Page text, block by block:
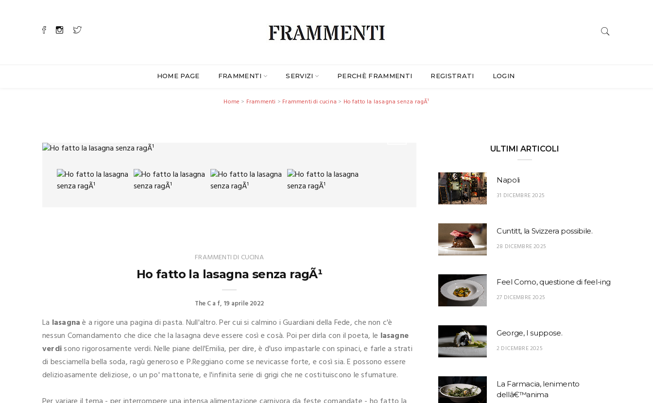
HOME PAGE FRAMMENTI SERVIZI PERCHÈ FRAMMENTI REGISTRATI LOGIN
Home > Frammenti > Frammenti di cucina > Ho fatto la lasagna senza ragÃ¹
FRAMMENTI DI CUCINA
Ho fatto la lasagna senza ragÃ¹
The C a f 19 aprile 2022
La lasagnaè a rigore una pagina di pasta. Null'altro. Per cui si calmino i Guardiani della Fede, che non c'è
nessun Comandamento che dice che la lasagna deve essere così e cosà. Poi per dirla con il poeta, le lasagne
verdisono rigorosamente verdi. Nelle piane dell'Emilia, per dire, è d'uso impastarle con spinaci, e farle a strati
di besciamella bella soda, ragù generoso e P.Reggiano come se nevicasse forte, e così sia. E possono essere
delizioasamente deliziose, o un po' mattonate, e l'infinita serie di grigi che ne costituiscono le sfumature.
ULTIMI ARTICOLI
Napoli
31 DICEMBRE 2025
Cuntitt, la Svizzera possibile.
28 DICEMBRE 2025
Feel Como, questione di feel-ing
27 DICEMBRE 2025
George, I suppose.
2 DICEMBRE 2025
La Farmacia, lenimento
dellâ€™anima